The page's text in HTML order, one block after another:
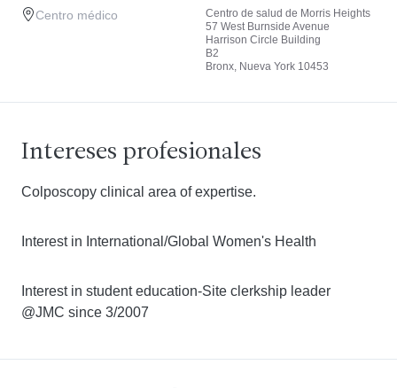
Centro médico
Centro de salud de Morris Heights
57 West Burnside Avenue
Harrison Circle Building
B2
Bronx, Nueva York 10453
Intereses profesionales
Colposcopy clinical area of expertise.
Interest in International/Global Women's Health
Interest in student education-Site clerkship leader
@JMC since 3/2007